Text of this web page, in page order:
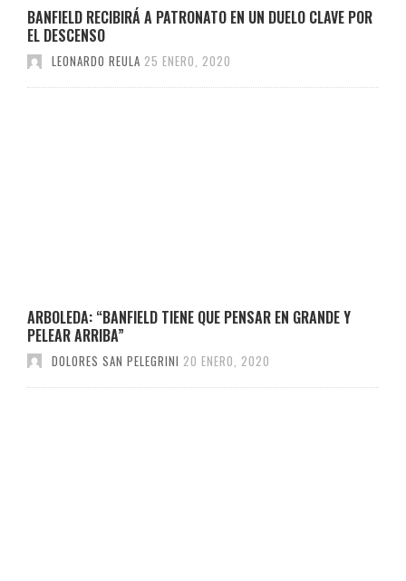
BANFIELD RECIBIRÁ A PATRONATO EN UN DUELO CLAVE POR
EL DESCENSO
LEONARDO REULA 25 ENERO, 2020
ARBOLEDA: “BANFIELD TIENE QUE PENSAR EN GRANDE Y
PELEAR ARRIBA”
DOLORES SAN PELEGRINI 20 ENERO, 2020